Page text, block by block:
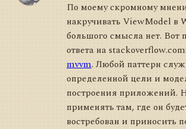
По моему скромному
накручивать ViewModel в
большого смысла нет. Вот
ответа на
mvvm. Любой паттерн
определенной цели и
построения приложений.
применять там, где он
востребован и приносить